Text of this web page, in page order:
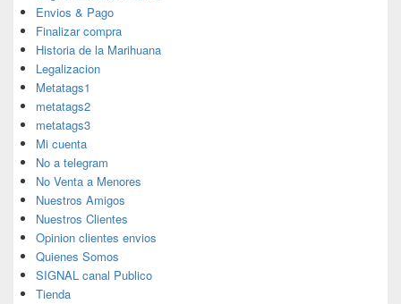
Envios & Pago
Finalizar compra
Historia de la Marihuana
Legalizacion
Metatags1
metatags2
metatags3
Mi cuenta
No a telegram
No Venta a Menores
Nuestros Amigos
Nuestros Clientes
Opinion clientes envios
Quienes Somos
SIGNAL canal Publico
Tienda